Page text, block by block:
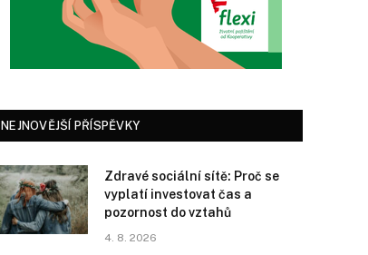
NEJNOVĚJŠÍ PŘÍSPĚVKY
Zdravé sociální sítě: Proč se
vyplatí investovat čas a
pozornost do vztahů
4. 8. 2026